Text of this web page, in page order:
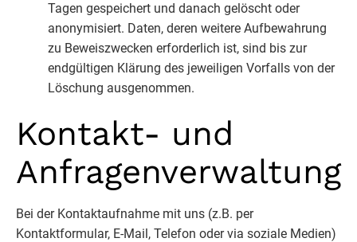
Tagen gespeichert und danach gelöscht oder
anonymisiert. Daten, deren weitere Aufbewahrung
zu Beweiszwecken erforderlich ist, sind bis zur
endgültigen Klärung des jeweiligen Vorfalls von der
Löschung ausgenommen.
Kontakt- und
Anfragenverwaltung
Bei der Kontaktaufnahme mit uns (z.B. per
Kontaktformular, E-Mail, Telefon oder via soziale Medien)